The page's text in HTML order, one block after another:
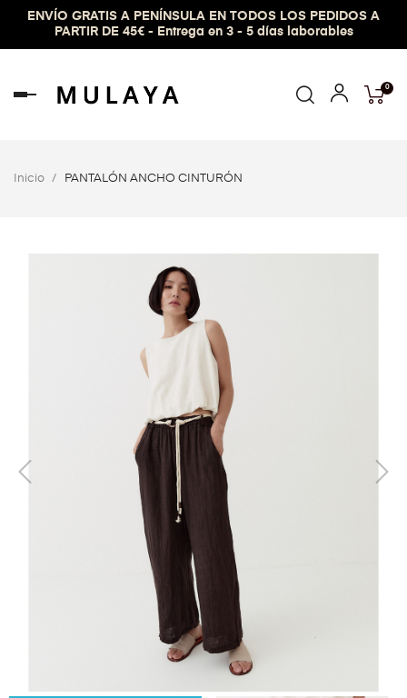
ENVÍO GRATIS A PENÍNSULA EN TODOS LOS PEDIDOS A
PARTIR DE 45€ - Entrega en 3 - 5 días laborables
Navegación
0
Inicio PANTALÓN ANCHO CINTURÓN